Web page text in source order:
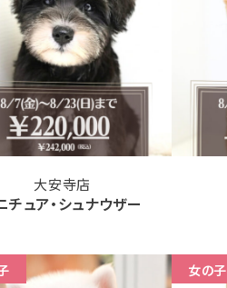
大安寺店
チュア・シュナウザー
女の子